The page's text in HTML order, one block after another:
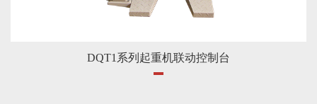
DQT1系列起重机联动控制台